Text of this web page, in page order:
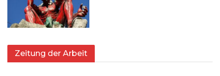
Zeitung der Arbeit